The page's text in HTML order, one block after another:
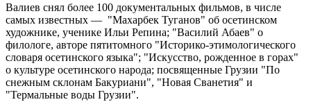
Валиев снял более 100 документальных фильмов, в числе
самых известных — "Махарбек Туганов" об осетинском
художнике, ученике Ильи Репина; "Василий Абаев" о
филологе, авторе пятитомного "Историко-этимологического
словаря осетинского языка"; "Искусство, рожденное в горах"
о культуре осетинского народа; посвященные Грузии "По
снежным склонам Бакуриани", "Новая Сванетия" и
"Термальные воды Грузии".